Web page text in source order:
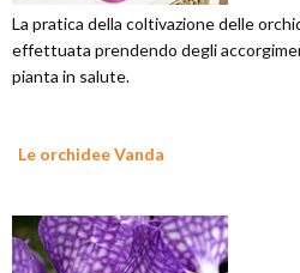
La pratica della coltivazione delle
effettuata prendendo degli
pianta in salute.
Le orchidee Vanda